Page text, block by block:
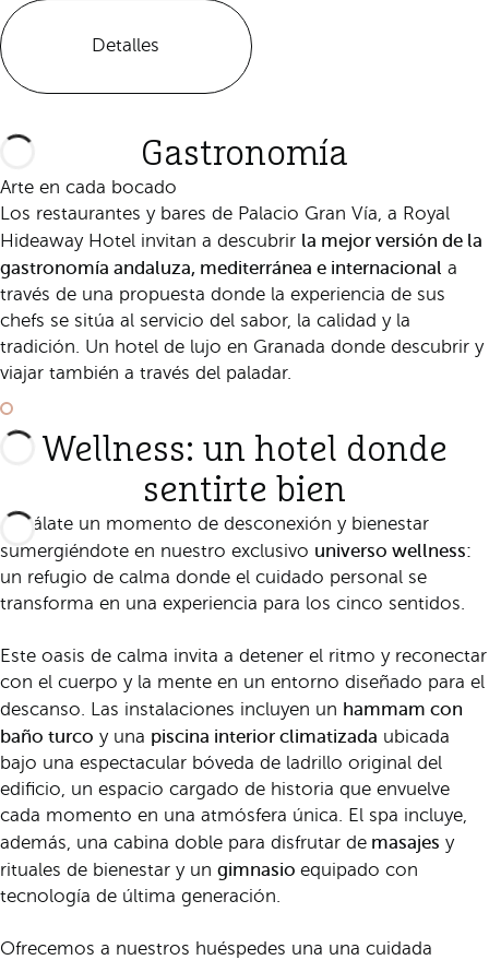
Detalles
Gastronomía
Arte en cada bocado
Los restaurantes y bares de Palacio Gran Vía, a Royal
Hideaway Hotel invitan a descubrir la mejor versión de la
gastronomía andaluza, mediterránea e internacional a
través de una propuesta donde la experiencia de sus
chefs se sitúa al servicio del sabor, la calidad y la
tradición. Un hotel de lujo en Granada donde descubrir y
viajar también a través del paladar.
Wellness: un hotel donde
sentirte bien
Regálate un momento de desconexión y bienestar
sumergiéndote en nuestro exclusivo universo wellness:
un refugio de calma donde el cuidado personal se
transforma en una experiencia para los cinco sentidos.
Este oasis de calma invita a detener el ritmo y reconectar
con el cuerpo y la mente en un entorno diseñado para el
descanso. Las instalaciones incluyen un hammam con
baño turco y una piscina interior climatizada ubicada
bajo una espectacular bóveda de ladrillo original del
edificio, un espacio cargado de historia que envuelve
cada momento en una atmósfera única. El spa incluye,
además, una cabina doble para disfrutar de masajes y
rituales de bienestar y un gimnasio equipado con
tecnología de última generación.
Ofrecemos a nuestros huéspedes una una cuidada